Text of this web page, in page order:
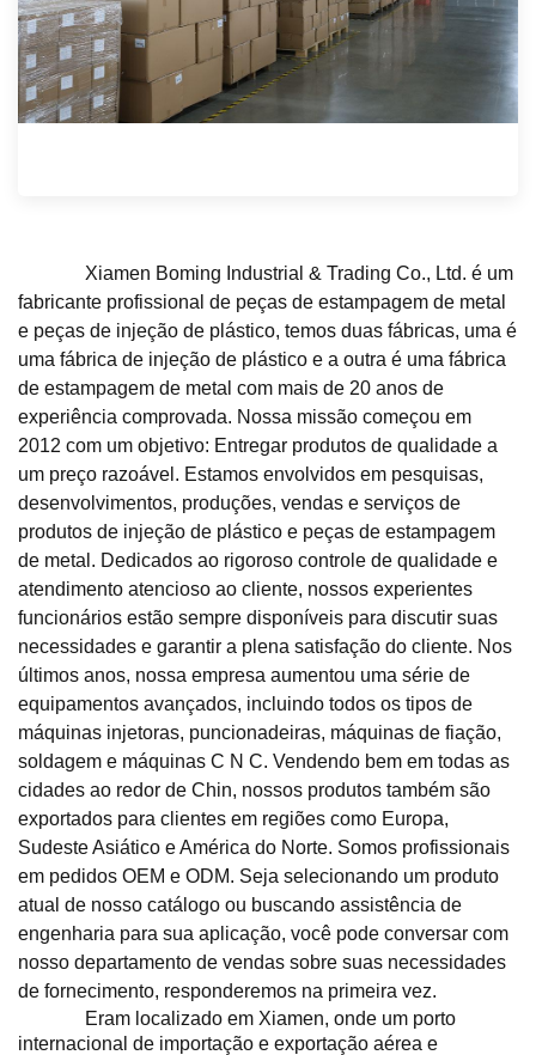
Xiamen Boming Industrial & Trading Co., Ltd. é um
fabricante profissional de peças de estampagem de metal
e peças de injeção de plástico, temos duas fábricas, uma é
uma fábrica de injeção de plástico e a outra é uma fábrica
de estampagem de metal com mais de 20 anos de
experiência comprovada. Nossa missão começou em
2012 com um objetivo: Entregar produtos de qualidade a
um preço razoável. Estamos envolvidos em pesquisas,
desenvolvimentos, produções, vendas e serviços de
produtos de injeção de plástico e peças de estampagem
de metal. Dedicados ao rigoroso controle de qualidade e
atendimento atencioso ao cliente, nossos experientes
funcionários estão sempre disponíveis para discutir suas
necessidades e garantir a plena satisfação do cliente. Nos
últimos anos, nossa empresa aumentou uma série de
equipamentos avançados, incluindo todos os tipos de
máquinas injetoras, puncionadeiras, máquinas de fiação,
soldagem e máquinas C N C. Vendendo bem em todas as
cidades ao redor de Chin, nossos produtos também são
exportados para clientes em regiões como Europa,
Sudeste Asiático e América do Norte. Somos profissionais
em pedidos OEM e ODM. Seja selecionando um produto
atual de nosso catálogo ou buscando assistência de
engenharia para sua aplicação, você pode conversar com
nosso departamento de vendas sobre suas necessidades
de fornecimento, responderemos na primeira vez.
Eram localizado em Xiamen, onde um porto
internacional de importação e exportação aérea e